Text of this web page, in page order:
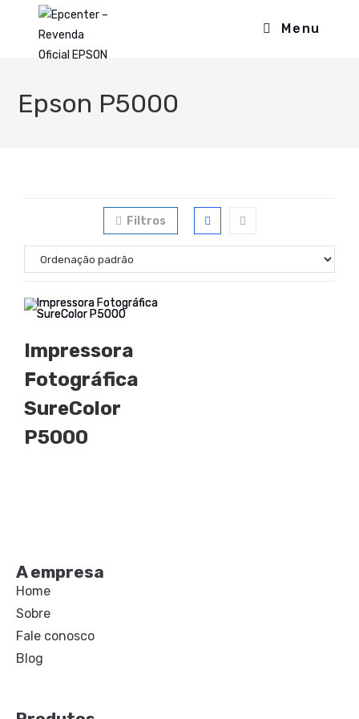
Menu
Epson P5000
Filtros
Impressora
Fotográfica
SureColor
P5000
A empresa
Home
Sobre
Fale conosco
Blog